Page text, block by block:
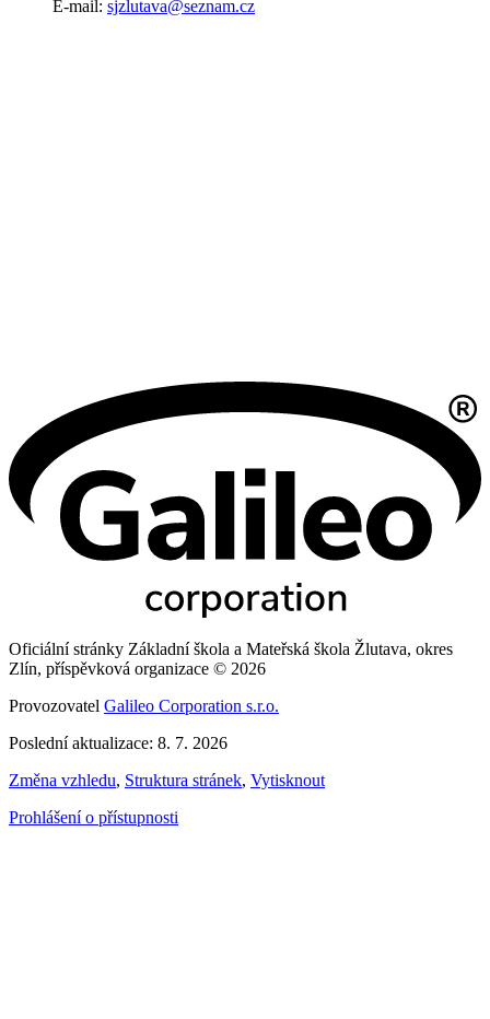
E-mail: sjzlutava@seznam.cz
Oficiální stránky Základní škola a Mateřská škola Žlutava, okres
Zlín, příspěvková organizace © 2026
Provozovatel Galileo Corporation s.r.o.
Poslední aktualizace: 8. 7. 2026
Změna vzhledu, Struktura stránek, Vytisknout
Prohlášení o přístupnosti